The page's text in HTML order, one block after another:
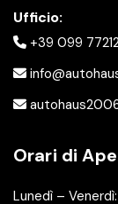
Ufficio:
+39 099
Orari di
Lunedì –